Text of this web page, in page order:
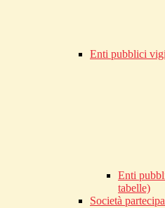
Enti pubblici
Enti
tabelle)
Società